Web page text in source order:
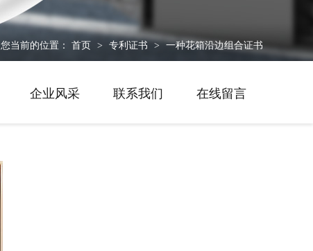
您当前的位置： 首页 > 专利证书 > 一种花箱沿边组合证书
企业风采 联系我们 在线留言